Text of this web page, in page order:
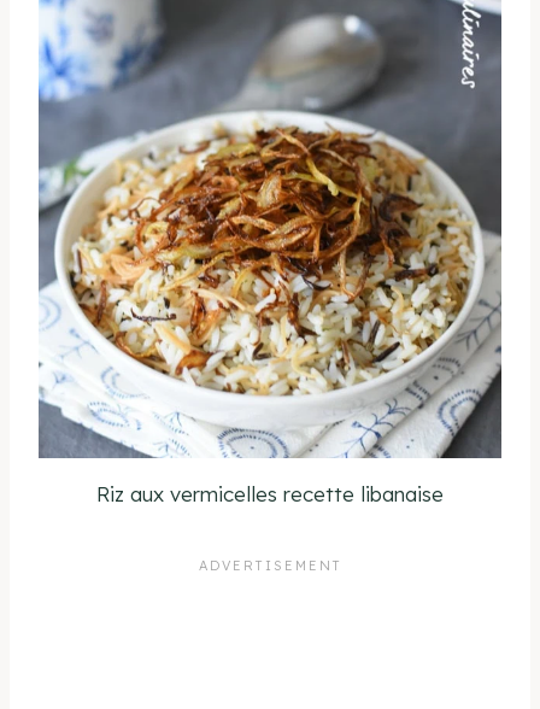
Riz aux vermicelles recette libanaise